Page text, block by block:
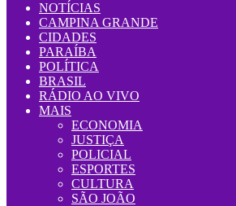
NOTÍCIAS
CAMPINA GRANDE
CIDADES
PARAÍBA
POLÍTICA
BRASIL
RÁDIO AO VIVO
MAIS
ECONOMIA
JUSTIÇA
POLICIAL
ESPORTES
CULTURA
SÃO JOÃO